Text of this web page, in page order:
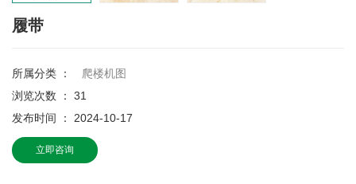
履带
所属分类 ：
爬楼机图
浏览次数 ： 31
发布时间 ： 2024-10-17
立即咨询